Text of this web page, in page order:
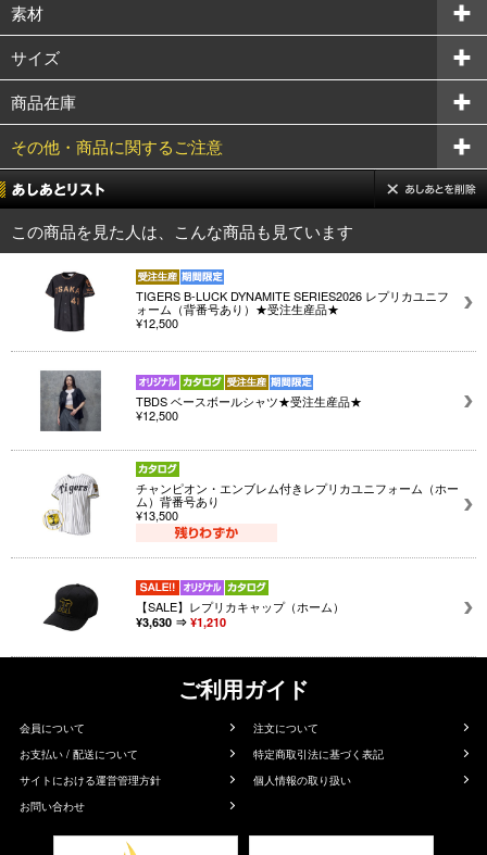
素材
サイズ
商品在庫
その他・商品に関するご注意
この商品を見た人は、こんな商品も見ています
TIGERS B-LUCK DYNAMITE SERIES2026 レプリカユニフ
ォーム（背番号あり）★受注生産品★
¥12,500
TBDS ベースボールシャツ★受注生産品★
¥12,500
チャンピオン・エンブレム付きレプリカユニフォーム（ホー
ム）背番号あり
¥13,500
【SALE】レプリカキャップ（ホーム）
¥3,630 ⇒ ¥1,210
ご利用ガイド
会員について
注文について
お支払い / 配送について
特定商取引法に基づく表記
サイトにおける運営管理方針
個人情報の取り扱い
お問い合わせ